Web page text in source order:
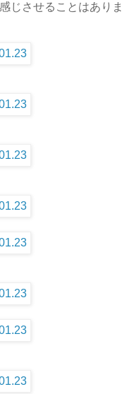
じさせることはありま